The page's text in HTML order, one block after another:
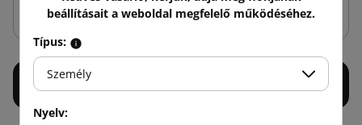
beállításait a weboldal megfelelő működéséhez.
Típus:
Személy
Nyelv: